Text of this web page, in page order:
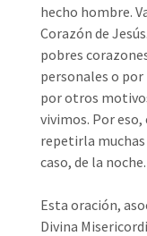
hecho hombre.
Corazón de
pobres
personales o
por otros
vivimos. Por
repetirla muchas
caso, de la noche.
Esta oración,
Divina